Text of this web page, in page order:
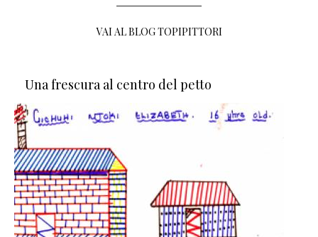
VAI AL BLOG TOPIPITTORI
Una frescura al centro del petto